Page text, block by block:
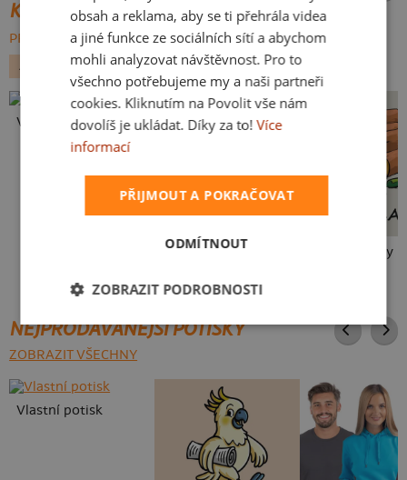
KATEGORIE
PROCHÁZET VŠE:
ALKOHOL
VÁNOCE
Vlastní potisk
Neklidný bez piva Mám kulatiny
NEJPRODÁVANĚJŠÍ POTISKY
ZOBRAZIT VŠECHNY
Vlastní potisk
obsah a reklama, aby se ti přehrála videa
a jiné funkce ze sociálních sítí a abychom
mohli analyzovat návštěvnost. Pro to
všechno potřebujeme my a naši partneři
cookies. Kliknutím na Povolit vše nám
dovolíš je ukládat. Díky za to! Více
informací
PŘIJMOUT A POKRAČOVAT
ODMÍTNOUT
ZOBRAZIT PODROBNOSTI